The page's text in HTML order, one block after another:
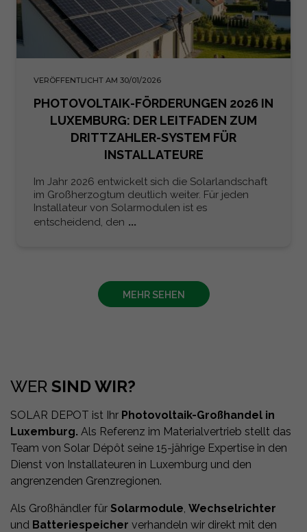
VERÖFFENTLICHT AM 30/01/2026
PHOTOVOLTAIK-FÖRDERUNGEN 2026 IN
LUXEMBURG: DER LEITFADEN ZUM
DRITTZAHLER-SYSTEM FÜR
INSTALLATEURE
Im Jahr 2026 entwickelt sich die Solarlandschaft
im Großherzogtum deutlich weiter. Für jeden
Installateur von Solarmodulen ist es
entscheidend, den ...
MEHR SEHEN
WER SIND WIR?
SOLAR DEPOT ist Ihr Photovoltaik-Großhandel in
Luxemburg. Als Referenz im Materialvertrieb stellt das
Team von Solar Dépôt seine 15-jährige Expertise in den
Dienst von Installateuren in Luxemburg und den
angrenzenden Grenzregionen.
Als Großhändler für Solarmodule, Wechselrichter
und Batteriespeicher verhandeln wir direkt mit den